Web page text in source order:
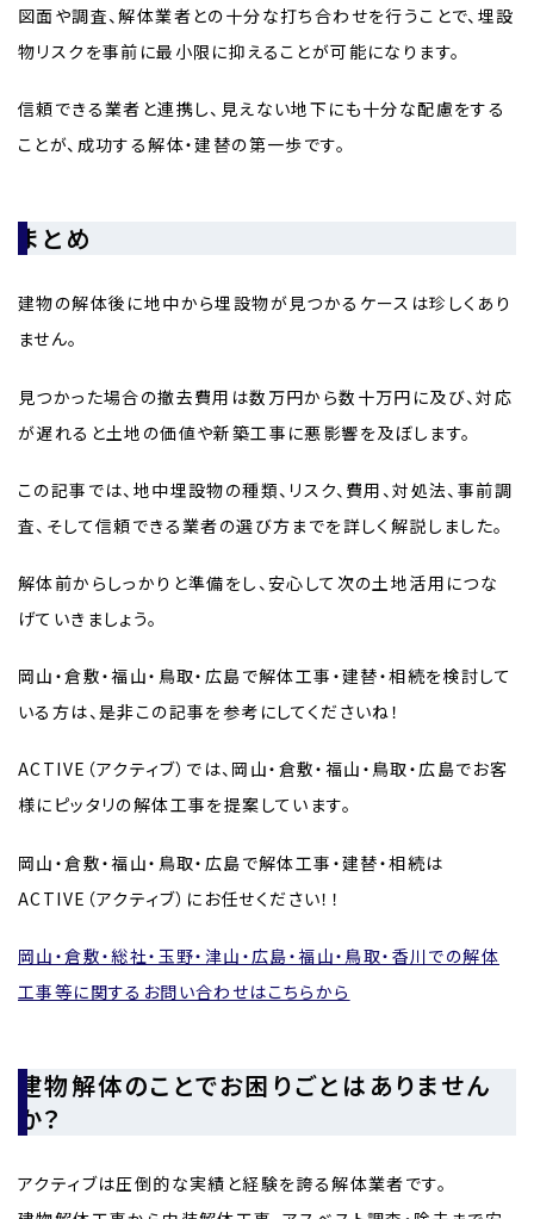
図面や調査、解体業者との十分な打ち合わせを行うことで、埋設
物リスクを事前に最小限に抑えることが可能になります。
信頼できる業者と連携し、見えない地下にも十分な配慮をする
ことが、成功する解体・建替の第一歩です。
まとめ
建物の解体後に地中から埋設物が見つかるケースは珍しくあり
ません。
見つかった場合の撤去費用は数万円から数十万円に及び、対応
が遅れると土地の価値や新築工事に悪影響を及ぼします。
この記事では、地中埋設物の種類、リスク、費用、対処法、事前調
査、そして信頼できる業者の選び方までを詳しく解説しました。
解体前からしっかりと準備をし、安心して次の土地活用につな
げていきましょう。
岡山・倉敷・福山・鳥取・広島で解体工事・建替・相続を検討して
いる方は、是非この記事を参考にしてくださいね！
ACTIVE（アクティブ）では、岡山・倉敷・福山・鳥取・広島でお客
様にピッタリの解体工事を提案しています。
岡山・倉敷・福山・鳥取・広島で解体工事・建替・相続は
ACTIVE（アクティブ）にお任せください！！
岡山・倉敷・総社・玉野・津山・広島・福山・鳥取・香川での解体
工事等に関するお問い合わせはこちらから
建物解体のことでお困りごとはありません
か？
アクティブは圧倒的な実績と経験を誇る解体業者です。